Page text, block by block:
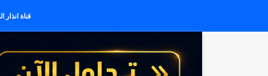
قناة انذار